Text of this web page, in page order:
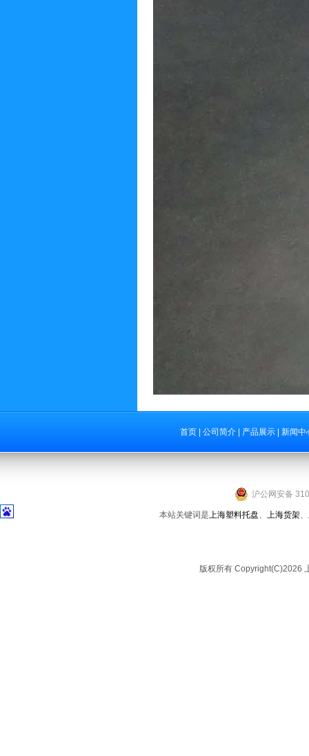
首页 公司简介 产品展示 新闻中
本站关键词是上海塑料托盘、 上海货架、
版权所有 Copyright(C)2026
沪公网安备